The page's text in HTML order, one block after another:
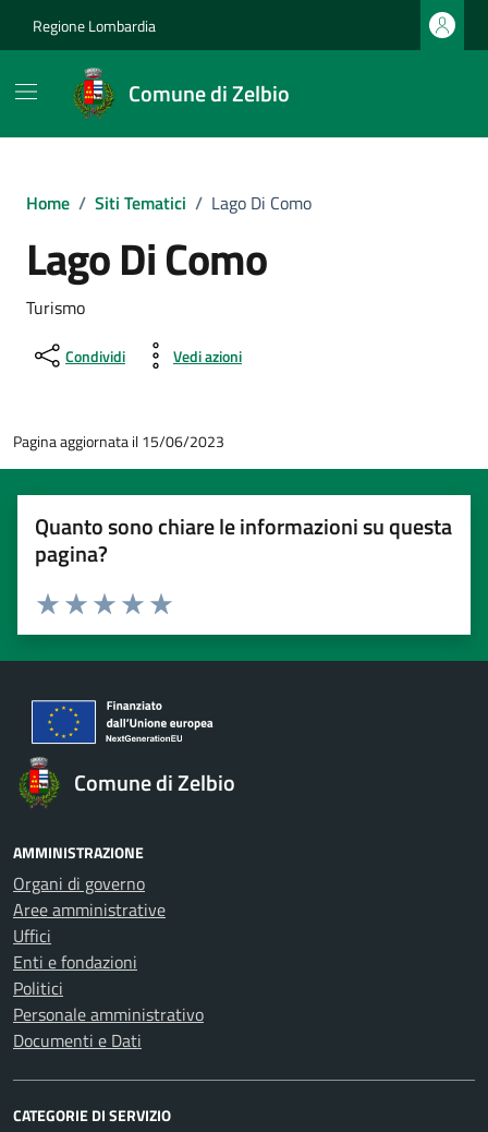
Regione Lombardia
Comune di Zelbio
Home / Siti Tematici / Lago Di Como
Lago Di Como
Turismo
Condividi Vedi azioni
Pagina aggiornata il 15/06/2023
Quanto sono chiare le informazioni su questa
pagina?
Valuta 5 stelle su 5
Valuta 4 stelle su 5
Valuta 3 stelle su 5
Valuta 2 stelle su 5
Valuta 1 stelle su 5
Comune di Zelbio
AMMINISTRAZIONE
Organi di governo
Aree amministrative
Uffici
Enti e fondazioni
Politici
Personale amministrativo
Documenti e Dati
CATEGORIE DI SERVIZIO